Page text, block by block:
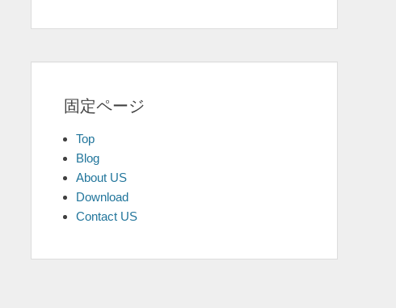
固定ページ
Top
Blog
About US
Download
Contact US